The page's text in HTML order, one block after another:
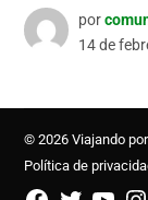
por
14 de
© 2026 Viajando
Política de
FB
TW YouTube